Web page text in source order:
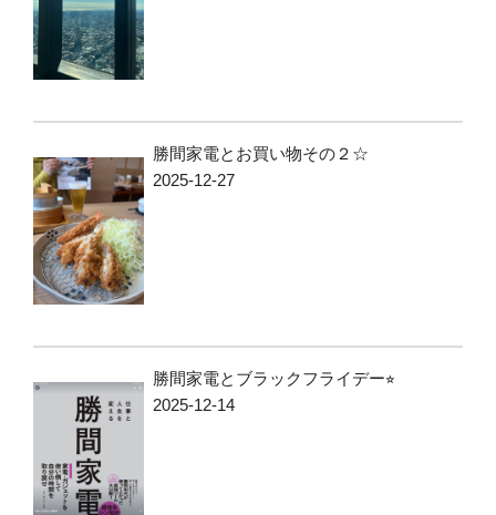
勝間家電とお買い物その２☆
2025-12-27
勝間家電とブラックフライデー⭐︎
2025-12-14